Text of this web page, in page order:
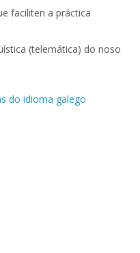
faciliten a práctica
(telemática) do noso
do idioma galego